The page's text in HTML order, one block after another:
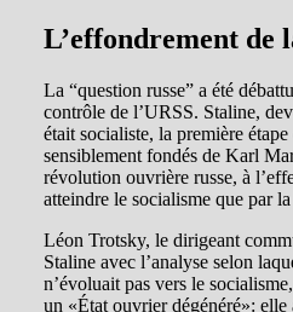
L’effondrement de
La “question russe” a été
contrôle de l’URSS. Staline,
était socialiste, la première
sensiblement fondés de Karl
révolution ouvrière russe, à
atteindre le socialisme que par
Léon Trotsky, le dirigeant
Staline avec l’analyse selon
n’évoluait pas vers le
un «État ouvrier dégénéré»: